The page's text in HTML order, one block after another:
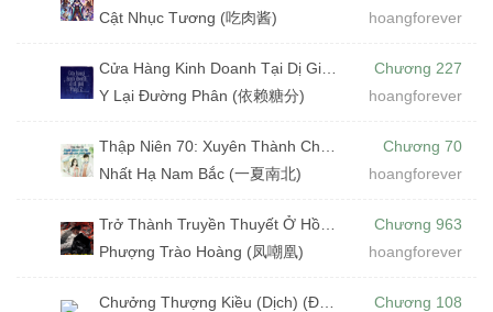
Cật Nhục Tương (吃肉酱)
hoangforever
Y Lại Đường Phân (依赖糖分)
Chương 227
hoangforever
Nhất Hạ Nam Bắc (一夏南北)
Chương 70
hoangforever
Phượng Trào Hoàng (凤嘲凰)
Chương 963
hoangforever
Chương 108